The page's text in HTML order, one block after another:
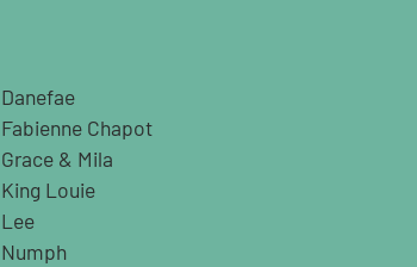
Danefae
Fabienne Chapot
Grace & Mila
King Louie
Lee
Numph